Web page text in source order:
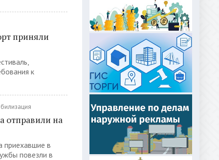
приняли
к
отправили на
приехавшие в
повезли в